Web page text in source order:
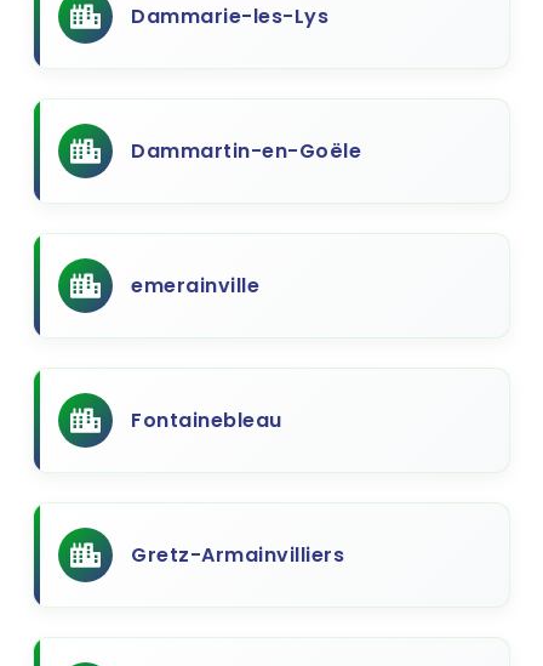
Dammarie-les-Lys
Dammartin-en-Goële
emerainville
Fontainebleau
Gretz-Armainvilliers